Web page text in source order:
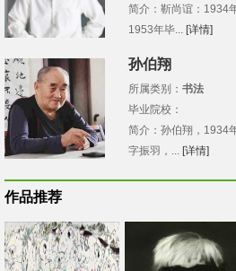
简介：靳尚谊：1934
1953年毕... [详情]
孙伯翔
所属类别： 书法
毕业院校：
简介：孙伯翔，1934
字振羽，... [详情]
作品推荐